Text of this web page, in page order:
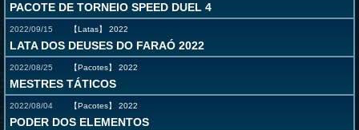
PACOTE DE TORNEIO SPEED DUEL 4
2022/09/15 【Latas】 2022
LATA DOS DEUSES DO FARAÓ 2022
2022/08/25 【Pacotes】 2022
MESTRES TÁTICOS
2022/08/04 【Pacotes】 2022
PODER DOS ELEMENTOS